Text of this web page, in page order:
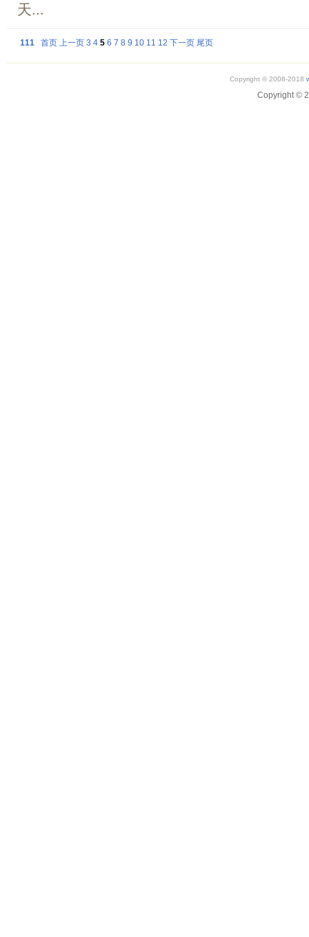
天...
111 首页 上一页 3 4 5 6 7 8 9 10 11 12 下一页 尾页
Copyright © 2008-2018
Copyright ©